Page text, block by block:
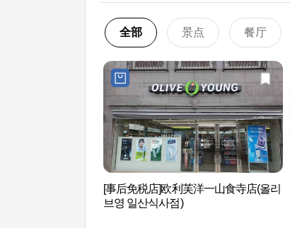
全部 景点 餐厅
[事后免税店]欧利芙洋一山食寺店(올리
브영 일산식사점)